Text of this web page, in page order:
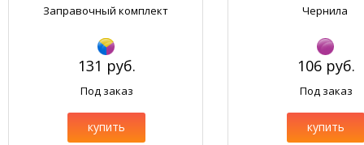
Заправочный комплект
131 руб.
Под заказ
купить
Чернила
106 руб.
Под заказ
купить